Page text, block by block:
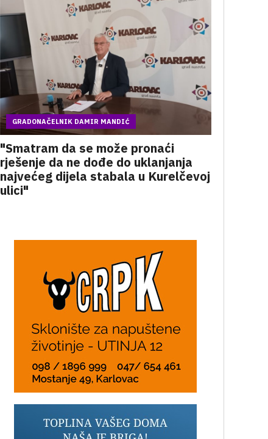
GRADONAČELNIK DAMIR MANDIĆ
"Smatram da se može pronaći
rješenje da ne dođe do uklanjanja
najvećeg dijela stabala u Kurelčevoj
ulici"